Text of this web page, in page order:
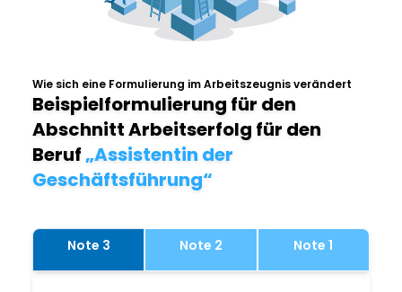
Wie sich eine Formulierung im Arbeitszeugnis verändert
Beispielformulierung für den
Abschnitt Arbeitserfolg für den
Beruf„Assistentin der
Geschäftsführung“
Note 3 Note 2 Note 1